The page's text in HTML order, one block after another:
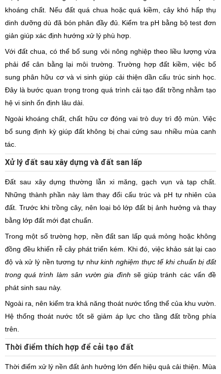
khoáng chất. Nếu đất quá chua hoặc quá kiềm, cây khó hấp thụ
dinh dưỡng dù đã bón phân đầy đủ. Kiểm tra pH bằng bộ test đơn
giản giúp xác định hướng xử lý phù hợp.
Với đất chua, có thể bổ sung vôi nông nghiệp theo liều lượng vừa
phải để cân bằng lại môi trường. Trường hợp đất kiềm, việc bổ
sung phân hữu cơ và vi sinh giúp cải thiện dần cấu trúc sinh học.
Đây là bước quan trọng trong quá trình cải tạo đất trồng nhằm tạo
hệ vi sinh ổn định lâu dài.
Ngoài khoáng chất, chất hữu cơ đóng vai trò duy trì độ mùn. Việc
bổ sung định kỳ giúp đất không bị chai cứng sau nhiều mùa canh
tác.
Xử lý đất sau xây dựng và đất san lấp
Đất sau xây dựng thường lẫn xi măng, gạch vụn và tạp chất.
Những thành phần này làm thay đổi cấu trúc và pH tự nhiên của
đất. Trước khi trồng cây, nên loại bỏ lớp đất bị ảnh hưởng và thay
bằng lớp đất mới đạt chuẩn.
Trong một số trường hợp, nền đất san lấp quá mỏng hoặc không
đồng đều khiến rễ cây phát triển kém. Khi đó, việc khảo sát lại cao
độ và xử lý nền tương tự nhưkinh nghiệm thực tế khi chuẩn bị đất
trong quá trình làm sân vườn gia đình sẽ giúp tránh các vấn đề
phát sinh sau này.
Ngoài ra, nên kiểm tra khả năng thoát nước tổng thể của khu vườn.
Hệ thống thoát nước tốt sẽ giảm áp lực cho tầng đất trồng phía
trên.
Thời điểm thích hợp để cải tạo đất
Thời điểm xử lý nền đất ảnh hưởng lớn đến hiệu quả cải thiện. Mùa